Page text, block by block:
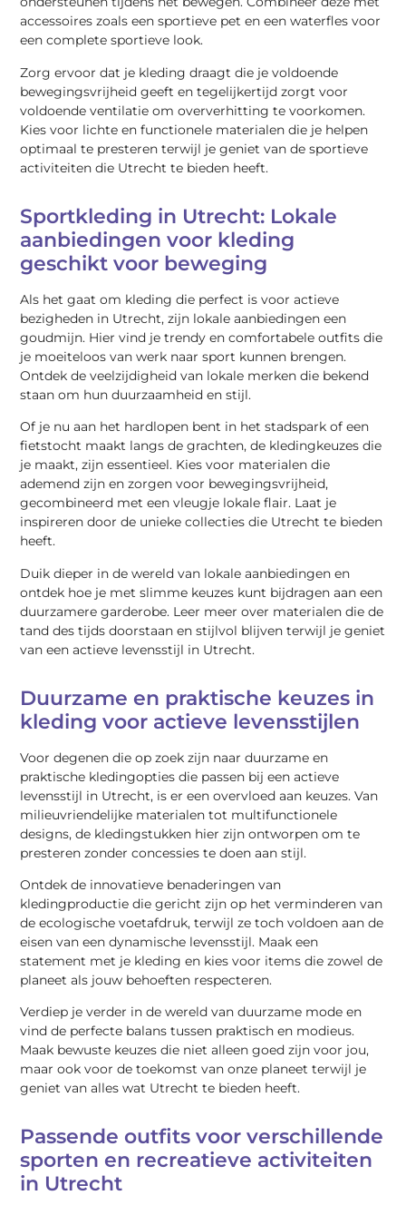
accessoires zoals een sportieve pet en een waterfles voor
een complete sportieve look.
Zorg ervoor dat je kleding draagt die je voldoende
bewegingsvrijheid geeft en tegelijkertijd zorgt voor
voldoende ventilatie om oververhitting te voorkomen.
Kies voor lichte en functionele materialen die je helpen
optimaal te presteren terwijl je geniet van de sportieve
activiteiten die Utrecht te bieden heeft.
Sportkleding in Utrecht: Lokale
aanbiedingen voor kleding
geschikt voor beweging
Als het gaat om kleding die perfect is voor actieve
bezigheden in Utrecht, zijn lokale aanbiedingen een
goudmijn. Hier vind je trendy en comfortabele outfits die
je moeiteloos van werk naar sport kunnen brengen.
Ontdek de veelzijdigheid van lokale merken die bekend
staan om hun duurzaamheid en stijl.
Of je nu aan het hardlopen bent in het stadspark of een
fietstocht maakt langs de grachten, de kledingkeuzes die
je maakt, zijn essentieel. Kies voor materialen die
ademend zijn en zorgen voor bewegingsvrijheid,
gecombineerd met een vleugje lokale flair. Laat je
inspireren door de unieke collecties die Utrecht te bieden
heeft.
Duik dieper in de wereld van lokale aanbiedingen en
ontdek hoe je met slimme keuzes kunt bijdragen aan een
duurzamere garderobe. Leer meer over materialen die de
tand des tijds doorstaan en stijlvol blijven terwijl je geniet
van een actieve levensstijl in Utrecht.
Duurzame en praktische keuzes in
kleding voor actieve levensstijlen
Voor degenen die op zoek zijn naar duurzame en
praktische kledingopties die passen bij een actieve
levensstijl in Utrecht, is er een overvloed aan keuzes. Van
milieuvriendelijke materialen tot multifunctionele
designs, de kledingstukken hier zijn ontworpen om te
presteren zonder concessies te doen aan stijl.
Ontdek de innovatieve benaderingen van
kledingproductie die gericht zijn op het verminderen van
de ecologische voetafdruk, terwijl ze toch voldoen aan de
eisen van een dynamische levensstijl. Maak een
statement met je kleding en kies voor items die zowel de
planeet als jouw behoeften respecteren.
Verdiep je verder in de wereld van duurzame mode en
vind de perfecte balans tussen praktisch en modieus.
Maak bewuste keuzes die niet alleen goed zijn voor jou,
maar ook voor de toekomst van onze planeet terwijl je
geniet van alles wat Utrecht te bieden heeft.
Passende outfits voor verschillende
sporten en recreatieve activiteiten
in Utrecht